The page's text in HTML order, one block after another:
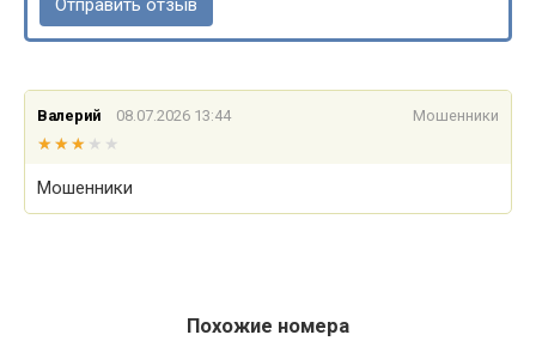
Валерий 08.07.2026 13:44 Мошенники
★★★★★
★★★★★
Мошенники
Похожие номера